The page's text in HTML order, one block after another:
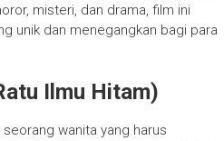
misteri, dan drama, film ini
unik dan menegangkan bagi para
Ilmu Hitam)
wanita yang harus